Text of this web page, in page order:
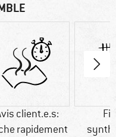
client.e.s:
rapidement